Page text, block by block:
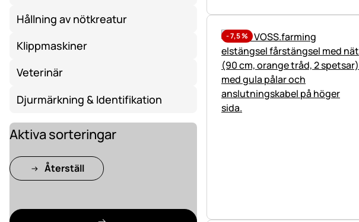
Hållning av nötkreatur
Klippmaskiner
Veterinär
Djurmärkning & Identifikation
Aktiva sorteringar
Återställ
-7,5%